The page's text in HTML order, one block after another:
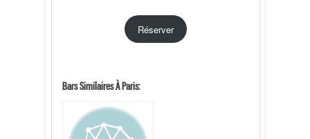
Réserver
Bars Similaires À Paris: